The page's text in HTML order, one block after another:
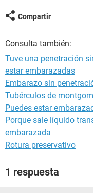
Compartir
Consulta también:
Tuve una penetración
estar embarazadas
Embarazo sin
Tubérculos de
Puedes estar
Porque sale líquido
embarazada
Rotura preservativo
1 respuesta